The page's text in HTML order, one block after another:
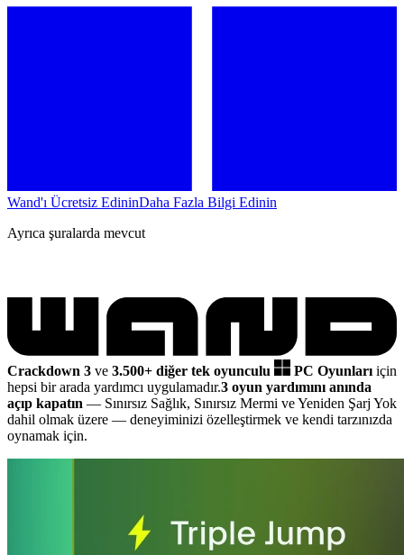
Wand'ı Ücretsiz EdininDaha Fazla Bilgi Edinin
Ayrıca şuralarda mevcut
Crackdown 3 ve 3.500+ diğer tek oyunculu PC Oyunları için
hepsi bir arada yardımcı uygulamadır.3 oyun yardımını anında
açıp kapatın — Sınırsız Sağlık, Sınırsız Mermi ve Yeniden Şarj Yok
dahil olmak üzere — deneyiminizi özelleştirmek ve kendi tarzınızda
oynamak için.